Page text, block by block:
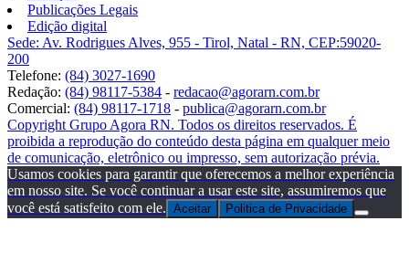
Publicações Legais
Edição digital
Sede: Av. Rodrigues Alves, 955 - Tirol, Natal - RN, CEP:59020-
200
Telefone: (84) 3027-1690
Redação: (84) 98117-5384 - redacao@agorarn.com.br
Comercial: (84) 98117-1718 - publica@agorarn.com.br
Copyright Grupo Agora RN. Todos os direitos reservados. É
proibida a reprodução do conteúdo desta página em qualquer meio
de comunicação, eletrônico ou impresso, sem autorização prévia.
Usamos cookies para garantir que oferecemos a melhor experiência
em nosso site. Se você continuar a usar este site, assumiremos que
você está satisfeito com ele. Aceitar Politica de Privacidade